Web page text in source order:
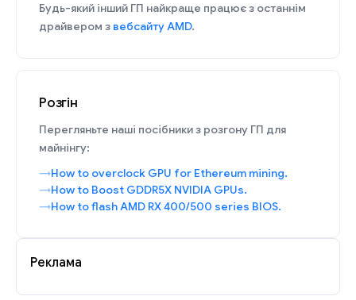
Будь-який інший ГП найкраще працює з останнім
драйвером з вебсайту AMD.
Розгін
Перегляньте наші посібники з розгону ГП для
майнінгу:
How to overclock GPU for Ethereum mining.
How to Boost GDDR5X NVIDIA GPUs.
How to flash AMD RX 400/500 series BIOS.
Реклама